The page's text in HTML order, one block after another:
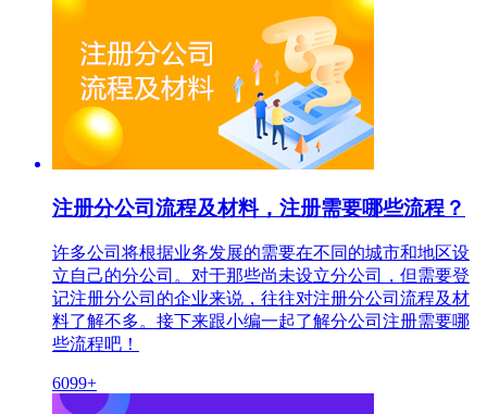
注册分公司流程及材料，注册需要哪些流程？
许多公司将根据业务发展的需要在不同的城市和地区设
立自己的分公司。对于那些尚未设立分公司，但需要登
记注册分公司的企业来说，往往对注册分公司流程及材
料了解不多。接下来跟小编一起了解分公司注册需要哪
些流程吧！
6099+